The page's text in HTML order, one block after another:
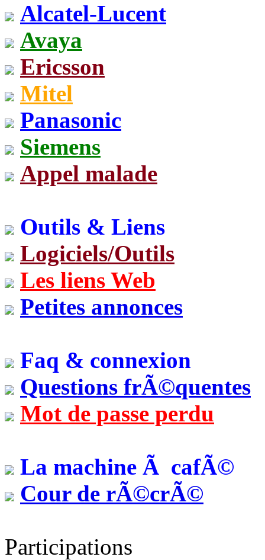
Alcatel-Lucent
Avaya
Ericsson
Mitel
Panasonic
Siemens
Appel malade
Outils & Liens
Logiciels/Outils
Les liens Web
Petites annonces
Faq & connexion
Questions frÃ©quentes
Mot de passe perdu
La machine Ã cafÃ©
Cour de rÃ©crÃ©
Participations